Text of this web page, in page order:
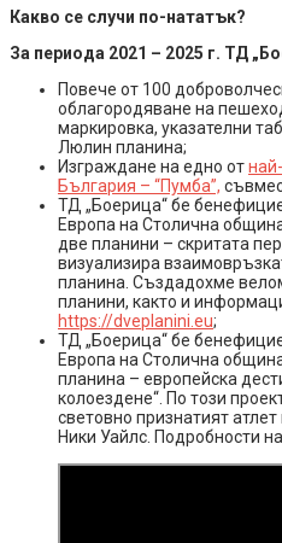
Какво се случи по-нататък?
За периода 2021 – 2025 г. ТД
Повече от 100
облагородяване на
маркировка, указателни
Люлин планина;
Изграждане на едно от
България – “Пумба”,
ТД „Боерица“ бе
Европа на Столична
две планини – скритата
визуализира
планина. Създадохме
планини, както и
https://dveplanini.eu;
ТД „Боерица“ бе
Европа на Столична
планина – европейска
колоездене“. По този
световно признатият
Ники Уайлс. Подробности